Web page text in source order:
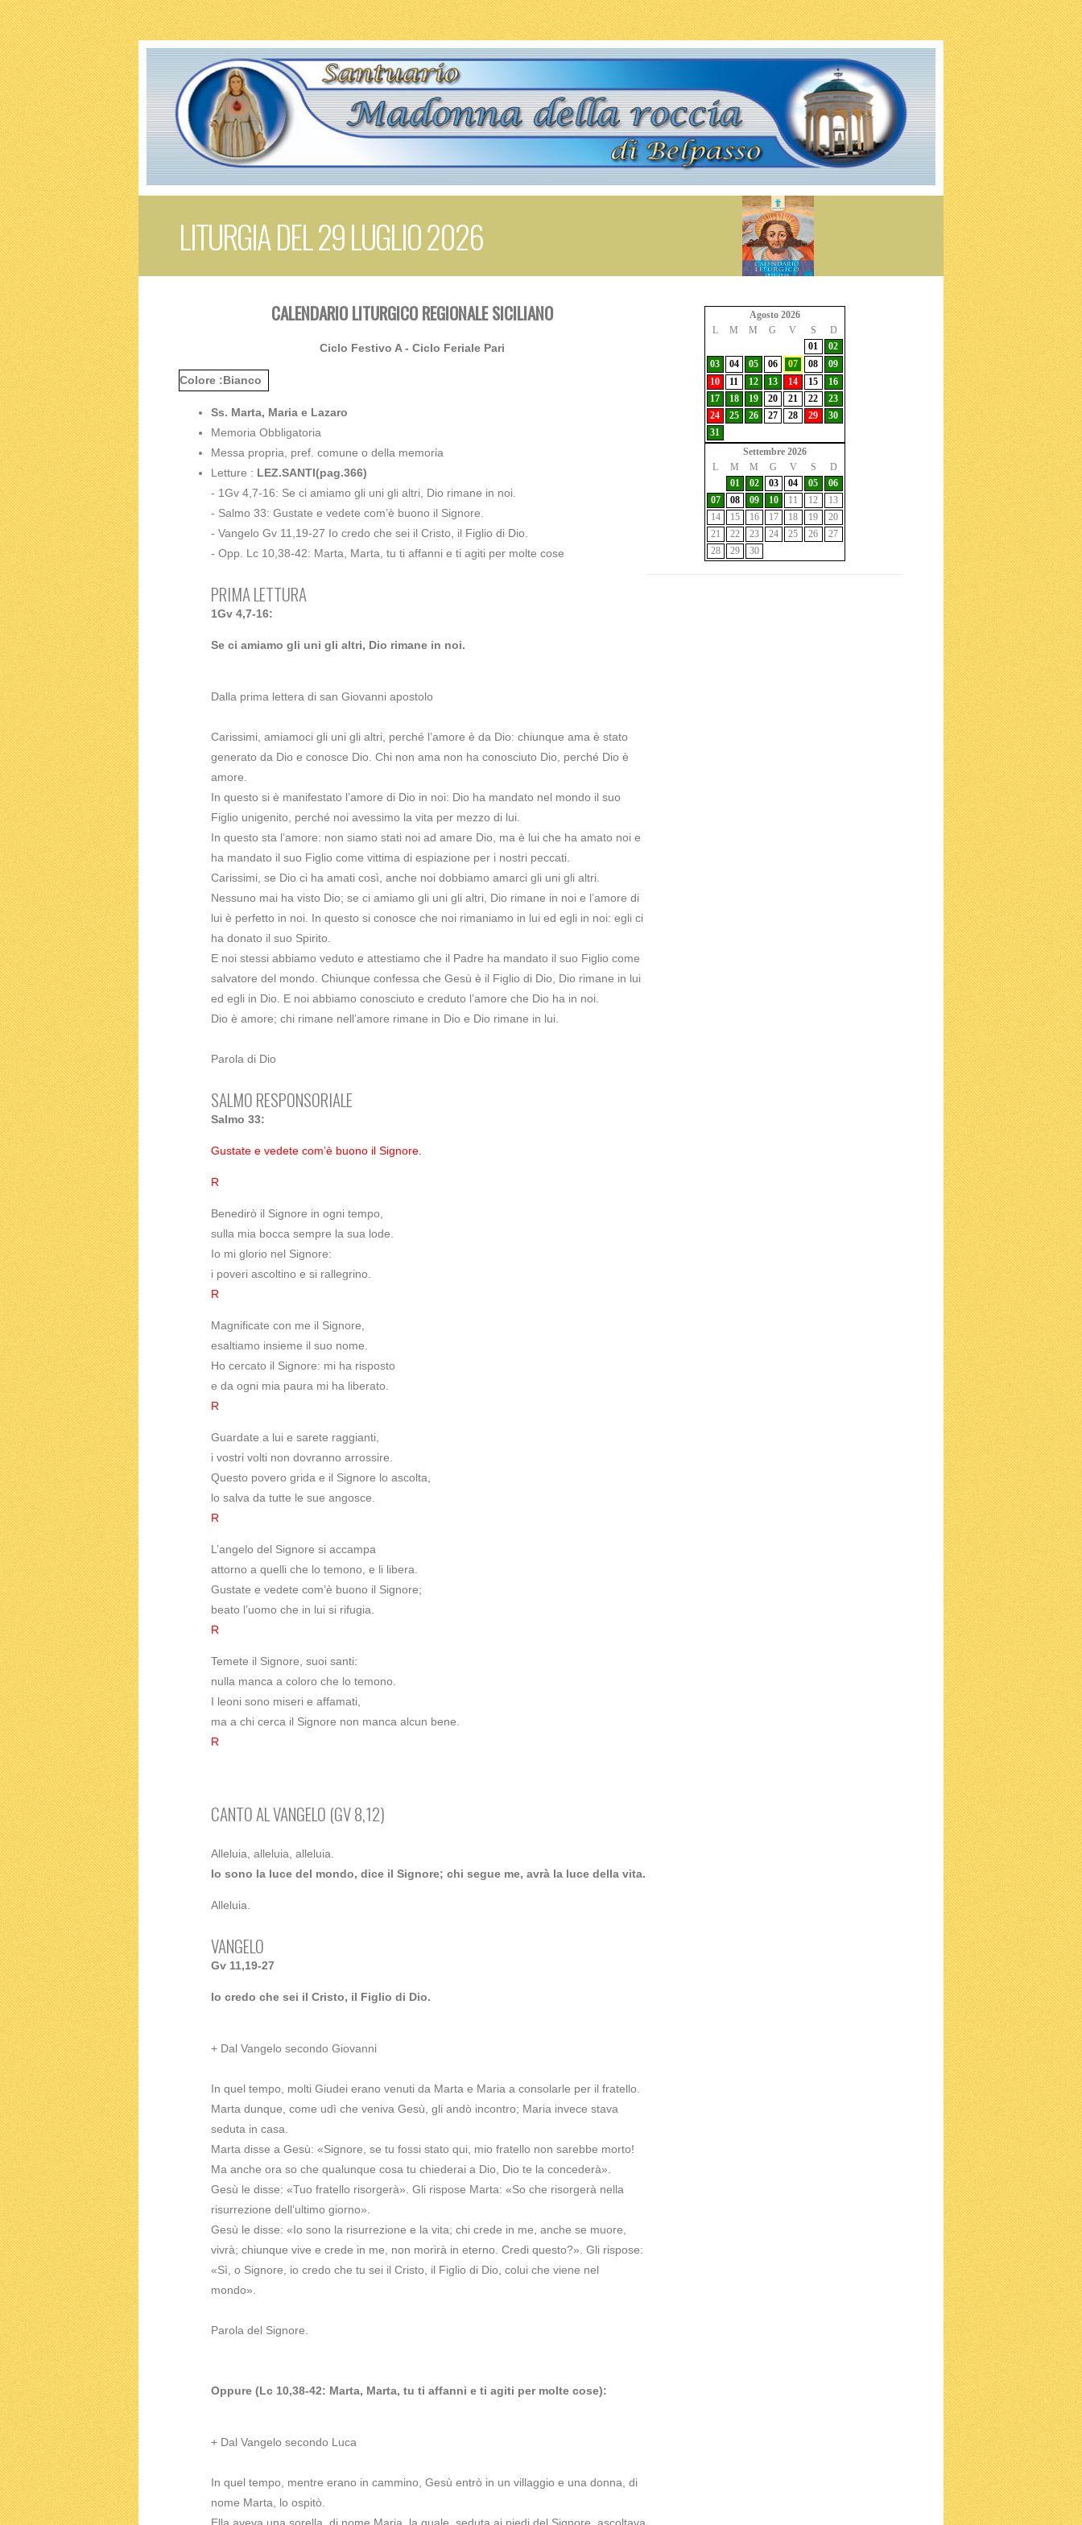
LITURGIA DEL 29 LUGLIO 2026
CALENDARIO LITURGICO REGIONALE SICILIANO
Ciclo Festivo A - Ciclo Feriale Pari
Colore :Bianco
Ss. Marta, Maria e Lazaro
Memoria Obbligatoria
Messa propria, pref. comune o della memoria
Letture : LEZ.SANTI(pag.366)
- 1Gv 4,7-16: Se ci amiamo gli uni gli altri, Dio rimane in noi.
- Salmo 33: Gustate e vedete com’è buono il Signore.
- Vangelo Gv 11,19-27 Io credo che sei il Cristo, il Figlio di Dio.
- Opp. Lc 10,38-42: Marta, Marta, tu ti affanni e ti agiti per molte cose
PRIMA LETTURA
1Gv 4,7-16:
Se ci amiamo gli uni gli altri, Dio rimane in noi.
Dalla prima lettera di san Giovanni apostolo
Carissimi, amiamoci gli uni gli altri, perché l’amore è da Dio: chiunque ama è stato
generato da Dio e conosce Dio. Chi non ama non ha conosciuto Dio, perché Dio è
amore.
In questo si è manifestato l’amore di Dio in noi: Dio ha mandato nel mondo il suo
Figlio unigenito, perché noi avessimo la vita per mezzo di lui.
In questo sta l’amore: non siamo stati noi ad amare Dio, ma è lui che ha amato noi e
ha mandato il suo Figlio come vittima di espiazione per i nostri peccati.
Carissimi, se Dio ci ha amati così, anche noi dobbiamo amarci gli uni gli altri.
Nessuno mai ha visto Dio; se ci amiamo gli uni gli altri, Dio rimane in noi e l’amore di
lui è perfetto in noi. In questo si conosce che noi rimaniamo in lui ed egli in noi: egli ci
ha donato il suo Spirito.
E noi stessi abbiamo veduto e attestiamo che il Padre ha mandato il suo Figlio come
salvatore del mondo. Chiunque confessa che Gesù è il Figlio di Dio, Dio rimane in lui
ed egli in Dio. E noi abbiamo conosciuto e creduto l’amore che Dio ha in noi.
Dio è amore; chi rimane nell’amore rimane in Dio e Dio rimane in lui.
Parola di Dio
SALMO RESPONSORIALE
Salmo 33:
Gustate e vedete com’è buono il Signore.
R
Benedirò il Signore in ogni tempo,
sulla mia bocca sempre la sua lode.
Io mi glorio nel Signore:
i poveri ascoltino e si rallegrino.
R
Magnificate con me il Signore,
esaltiamo insieme il suo nome.
Ho cercato il Signore: mi ha risposto
e da ogni mia paura mi ha liberato.
R
Guardate a lui e sarete raggianti,
i vostri volti non dovranno arrossire.
Questo povero grida e il Signore lo ascolta,
lo salva da tutte le sue angosce.
R
L’angelo del Signore si accampa
attorno a quelli che lo temono, e li libera.
Gustate e vedete com’è buono il Signore;
beato l’uomo che in lui si rifugia.
R
Temete il Signore, suoi santi:
nulla manca a coloro che lo temono.
I leoni sono miseri e affamati,
ma a chi cerca il Signore non manca alcun bene.
R
CANTO AL VANGELO (GV 8,12)
Alleluia, alleluia, alleluia.
Io sono la luce del mondo, dice il Signore; chi segue me, avrà la luce della vita.
Alleluia.
VANGELO
Gv 11,19-27
Io credo che sei il Cristo, il Figlio di Dio.
+ Dal Vangelo secondo Giovanni
In quel tempo, molti Giudei erano venuti da Marta e Maria a consolarle per il fratello.
Marta dunque, come udì che veniva Gesù, gli andò incontro; Maria invece stava
seduta in casa.
Marta disse a Gesù: «Signore, se tu fossi stato qui, mio fratello non sarebbe morto!
Ma anche ora so che qualunque cosa tu chiederai a Dio, Dio te la concederà».
Gesù le disse: «Tuo fratello risorgerà». Gli rispose Marta: «So che risorgerà nella
risurrezione dell’ultimo giorno».
Gesù le disse: «Io sono la risurrezione e la vita; chi crede in me, anche se muore,
vivrà; chiunque vive e crede in me, non morirà in eterno. Credi questo?». Gli rispose:
«Sì, o Signore, io credo che tu sei il Cristo, il Figlio di Dio, colui che viene nel
mondo».
Parola del Signore.
Oppure (Lc 10,38-42: Marta, Marta, tu ti affanni e ti agiti per molte cose):
+ Dal Vangelo secondo Luca
In quel tempo, mentre erano in cammino, Gesù entrò in un villaggio e una donna, di
nome Marta, lo ospitò.
Agosto 2026
L
M M G V S
D
01
02
03
04 05 06 07 08
09
10
11 12 13 14 15
16
17
18 19 20 21 22
23
24
25 26 27 28 29
30
31
Settembre 2026
L
M M G V S
D
01
02 03 04 05
06
07
08 09 10 11 12
13
14
15 16 17 18 19
20
21
22 23 24 25 26
27
28
29 30